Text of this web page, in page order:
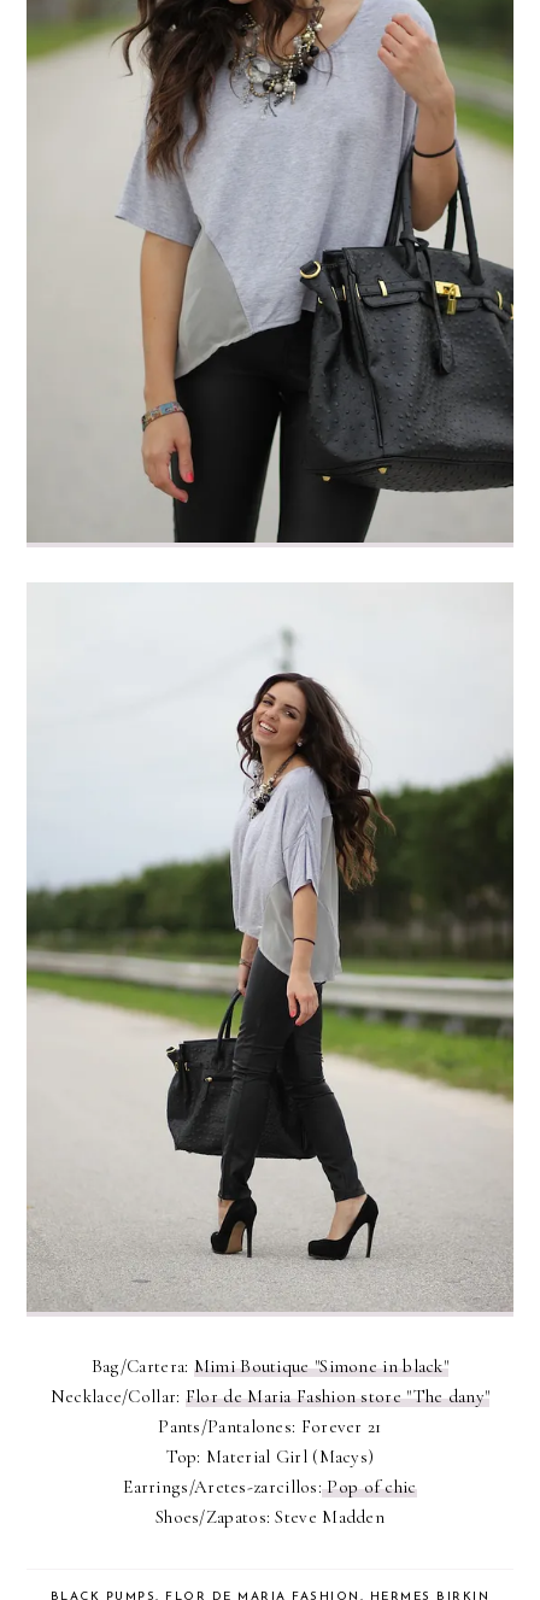
Bag/Cartera: Mimi Boutique "Simone in black"
Necklace/Collar: Flor de Maria Fashion store "The dany"
Pants/Pantalones: Forever 21
Top: Material Girl (Macys)
Earrings/Aretes-zarcillos:Pop of chic
Shoes/Zapatos: Steve Madden
BLACK PUMPS, FLOR DE MARIA FASHION ,
HERMES BIRKIN